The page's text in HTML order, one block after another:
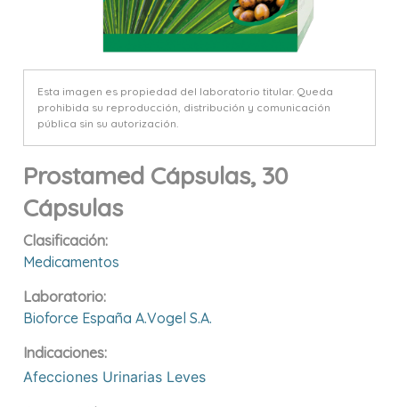
Esta imagen es propiedad del laboratorio titular. Queda
prohibida su reproducción, distribución y comunicación
pública sin su autorización.
Prostamed Cápsulas, 30
Cápsulas
Clasificación:
Medicamentos
Laboratorio:
Bioforce España A.vogel S.a.
Indicaciones:
Afecciones Urinarias Leves